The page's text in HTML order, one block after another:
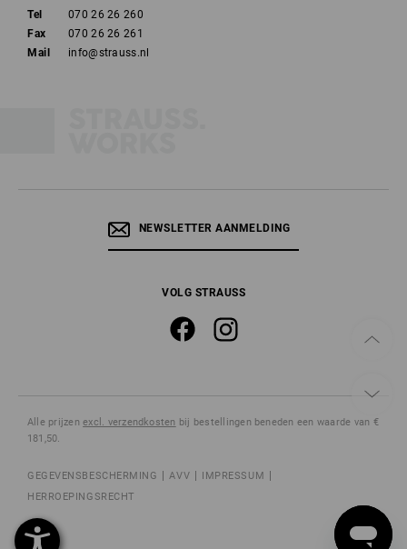
Tel
070 26 26 260
Fax
070 26 26 261
Mail
info@strauss.nl
NEWSLETTER AANMELDING
VOLG STRAUSS
Alle prijzenexcl. verzendkosten bij bestellingen beneden een waarde van €
181,50.
GEGEVENSBESCHERMING AVV
IMPRESSUM
HERROEPINGSRECHT